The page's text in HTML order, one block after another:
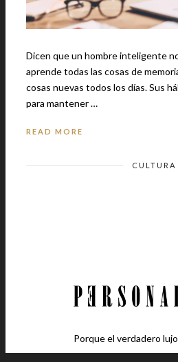
Dicen que un hombre inteligente
aprende todas las cosas de
cosas nuevas todos los días. Sus hábitos diarios son clave
para mantener …
READ MORE
CULTURA
Porque el verdadero